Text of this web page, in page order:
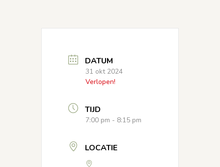
DATUM
31 okt 2024
Verlopen!
TIJD
7:00 pm - 8:15 pm
LOCATIE